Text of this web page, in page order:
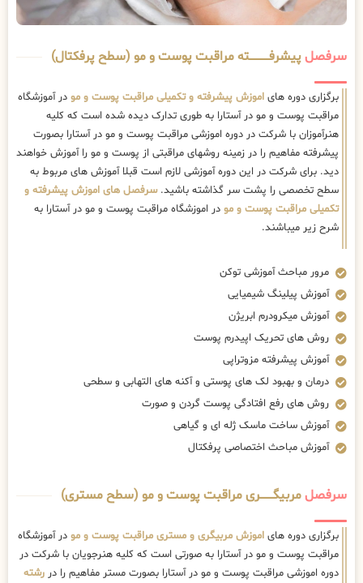
سرفصلپیشرفــــــــــــته مراقبت پوست و مو (سطح پرفکتال)
برگزاری دوره های اموزش پیشرفته و تکمیلی مراقبت پوست و مو در آموزشگاه
مراقبت پوست و مو در آستارا به طوری تدارک دیده شده است که کلیه
هنرآموزان با شرکت در دوره اموزشی مراقبت پوست و مو در آستارا بصورت
پیشرفته مفاهیم را در زمینه روشهای مراقبتی از پوست و مو را آموزش خواهند
دید. برای شرکت در این دوره آموزشی لازم است قبلا آموزش های مربوط به
سطح تخصصی را پشت سر گذاشته باشید.سرفصل های اموزش پیشرفته و
تکمیلی مراقبت پوست و مو در اموزشگاه مراقبت پوست و مو در آستارا به
شرح زیر میباشند.
مرور مباحث آموزشی توکن
آموزش پیلینگ شیمیایی
آموزش میکرودرم ابریژن
روش های تحریک اپیدرم پوست
آموزش پیشرفته مزوتراپی
درمان و بهبود لک های پوستی و آکنه های التهابی و سطحی
روش های رفع افتادگی پوست گردن و صورت
آموزش ساخت ماسک ژله ای و گیاهی
آموزش مباحث اختصاصی پرفکتال
سرفصلمربیگــــــــری مراقبت پوست و مو (سطح مستری)
برگزاری دوره های اموزش مربیگری و مستری مراقبت پوست و مو در آموزشگاه
مراقبت پوست و مو در آستارا به صورتی است که کلیه هنرجویان با شرکت در
دوره اموزشی مراقبت پوست و مو در آستارا بصورت مستر مفاهیم را در رشته